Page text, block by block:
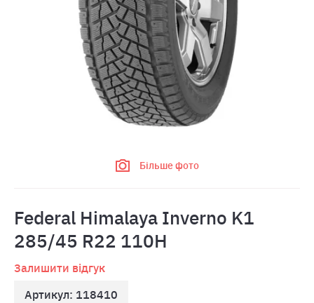
Більше фото
Federal Himalaya Inverno K1
285/45 R22 110H
Залишити відгук
Артикул: 118410